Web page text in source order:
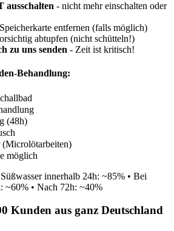
ausschalten - nicht mehr einschalten oder
entfernen (falls möglich)
abtupfen (nicht schütteln!)
zu uns senden - Zeit ist kritisch!
Behandlung:
(48h)
möglich
innerhalb 24h: ~85% • Bei
~60% • Nach 72h: ~40%
Kunden aus ganz Deutschland